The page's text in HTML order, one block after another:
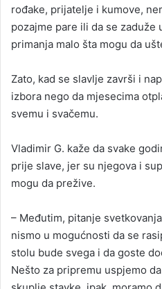
rođake, prijatelje i kumove,
pozajme pare ili da se zaduže
primanja malo šta mogu da
Zato, kad se slavlje završi i
izbora nego da mjesecima
svemu i svačemu.
Vladimir G. kaže da svake
prije slave, jer su njegova i
mogu da prežive.
– Međutim, pitanje
nismo u mogućnosti da se
stolu bude svega i da goste
Nešto za pripremu uspjemo